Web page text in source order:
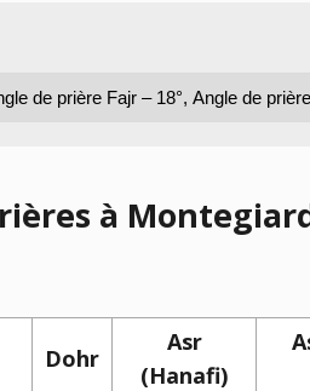
à
Dohr
Asr
(Hanafi)